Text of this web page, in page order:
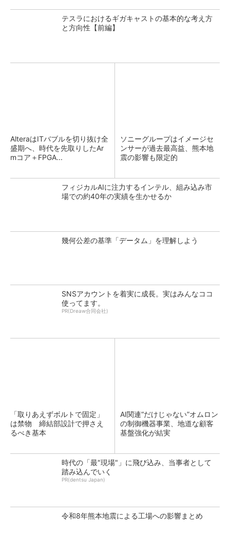
テスラにおけるギガキャストの基本的な考え方
と方向性【前編】
AlteraはITバブルを切り抜け全
盛期へ、時代を先取りしたAr
mコア＋FPGA...
ソニーグループはイメージセ
ンサーが過去最高益、熊本地
震の影響も限定的
フィジカルAIに注力するインテル、組み込み市
場での約40年の実績を生かせるか
幾何公差の基準「データム」を理解しよう
SNSアカウントを着実に成長。実はみんなココ
使ってます。
PR(Dreaw合同会社)
「取りあえずボルトで固定」
は禁物 締結部設計で押さえ
るべき基本
AI関連“だけじゃない”オムロン
の制御機器事業、地道な顧客
基盤強化が結実
時代の「最"現場"」に飛び込み、当事者として
踏み込んでいく
PR(dentsu Japan)
令和8年熊本地震による工場への影響まとめ